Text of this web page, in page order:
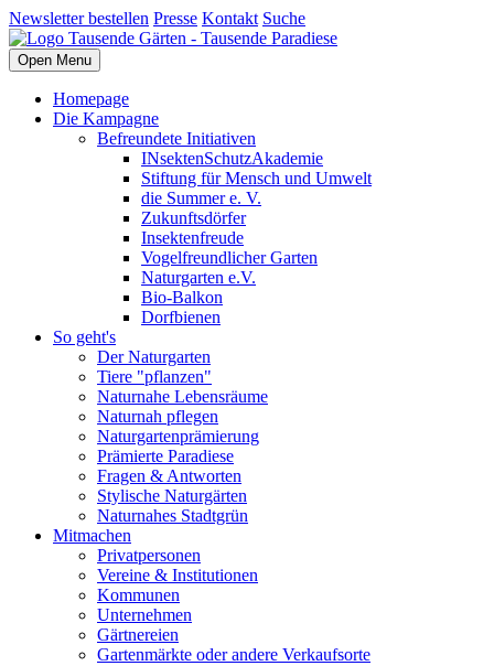
Newsletter bestellen Presse Kontakt Suche
Open Menu
Homepage
Die Kampagne
Befreundete Initiativen
INsektenSchutzAkademie
Stiftung für Mensch und Umwelt
die Summer e. V.
Zukunftsdörfer
Insektenfreude
Vogelfreundlicher Garten
Naturgarten e.V.
Bio-Balkon
Dorfbienen
So geht's
Der Naturgarten
Tiere "pflanzen"
Naturnahe Lebensräume
Naturnah pflegen
Naturgartenprämierung
Prämierte Paradiese
Fragen & Antworten
Stylische Naturgärten
Naturnahes Stadtgrün
Mitmachen
Privatpersonen
Vereine & Institutionen
Kommunen
Unternehmen
Gärtnereien
Gartenmärkte oder andere Verkaufsorte